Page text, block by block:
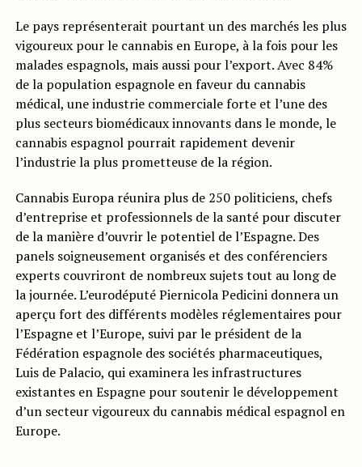
Le pays représenterait pourtant un des marchés les plus
vigoureux pour le cannabis en Europe, à la fois pour les
malades espagnols, mais aussi pour l’export. Avec 84%
de la population espagnole en faveur du cannabis
médical, une industrie commerciale forte et l’une des
plus secteurs biomédicaux innovants dans le monde, le
cannabis espagnol pourrait rapidement devenir
l’industrie la plus prometteuse de la région.
Cannabis Europa réunira plus de 250 politiciens, chefs
d’entreprise et professionnels de la santé pour discuter
de la manière d’ouvrir le potentiel de l’Espagne. Des
panels soigneusement organisés et des conférenciers
experts couvriront de nombreux sujets tout au long de
la journée. L’eurodéputé Piernicola Pedicini donnera un
aperçu fort des différents modèles réglementaires pour
l’Espagne et l’Europe, suivi par le président de la
Fédération espagnole des sociétés pharmaceutiques,
Luis de Palacio, qui examinera les infrastructures
existantes en Espagne pour soutenir le développement
d’un secteur vigoureux du cannabis médical espagnol en
Europe.